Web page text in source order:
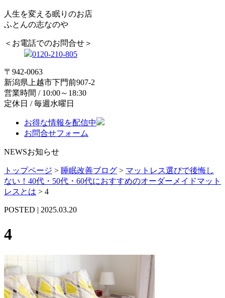
人生を変える眠りのお店
ふとんの志なのや
＜お電話でのお問合せ＞
0120-210-805
〒942-0063
新潟県上越市下門前907-2
営業時間 / 10:00～18:30
定休日 / 毎週水曜日
お得な情報を配信中
お問合せフォーム
NEWSお知らせ
トップページ > 睡眠改善ブログ > マットレス選びで後悔し
ない！40代・50代・60代におすすめのオーダーメイドマット
レスとは > 4
POSTED | 2025.03.20
4